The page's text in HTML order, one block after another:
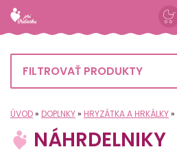
FILTROVAŤ PRODUKTY
ÚVOD» DOPLNKY» HRYZÁTKA A HRKÁLKY»
NÁHRDELNIKY